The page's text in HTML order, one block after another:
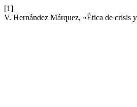
[1]
V. Hernández Márquez, «Ética de crisis